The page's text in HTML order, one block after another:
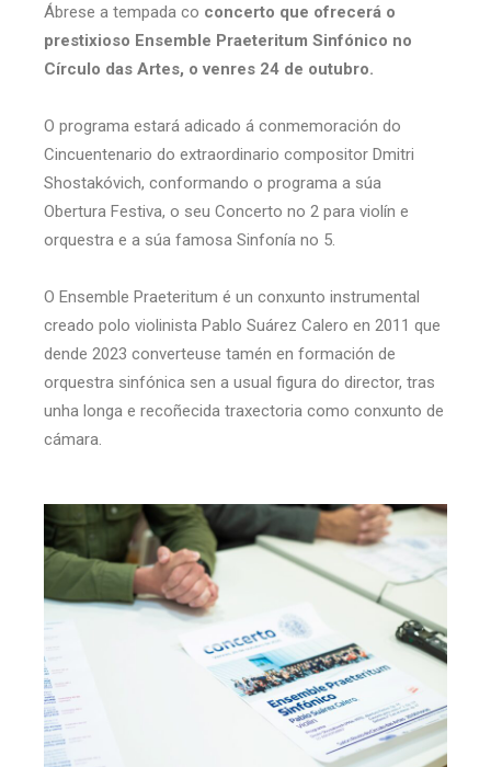
Ábrese a tempada co concerto que ofrecerá o
prestixioso Ensemble Praeteritum Sinfónico no
Círculo das Artes, o venres 24 de outubro.
O programa estará adicado á conmemoración do
Cincuentenario do extraordinario compositor Dmitri
Shostakóvich, conformando o programa a súa
Obertura Festiva, o seu Concerto no 2 para violín e
orquestra e a súa famosa Sinfonía no 5.
O Ensemble Praeteritum é un conxunto instrumental
creado polo violinista Pablo Suárez Calero en 2011 que
dende 2023 converteuse tamén en formación de
orquestra sinfónica sen a usual figura do director, tras
unha longa e recoñecida traxectoria como conxunto de
cámara.